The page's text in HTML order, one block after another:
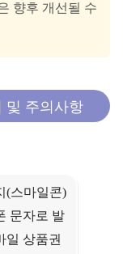
향후 개선될 수
및 주의사항
(스마일콘)
문자로 발
일 상품권